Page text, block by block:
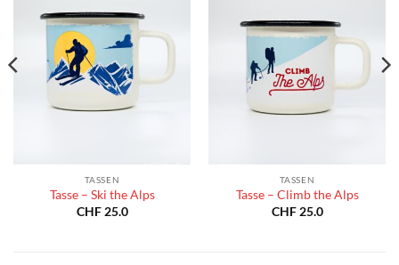
TASSEN
Tasse – Ski the Alps
CHF25.0
TASSEN
Tasse – Climb the Alps
CHF25.0